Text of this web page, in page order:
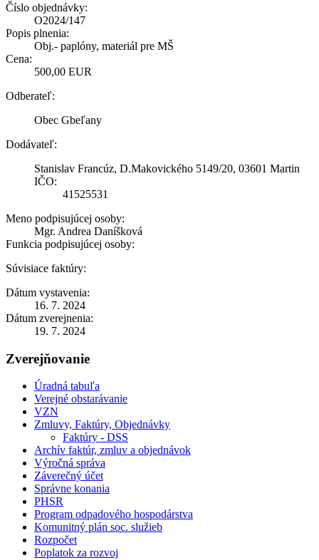
Číslo objednávky:
O2024/147
Popis plnenia:
Obj.- paplóny, materiál pre MŠ
Cena:
500,00 EUR
Odberateľ:
Obec Gbeľany
Dodávateľ:
Stanislav Francúz, D.Makovického 5149/20, 03601 Martin
IČO:
41525531
Meno podpisujúcej osoby:
Mgr. Andrea Daníšková
Funkcia podpisujúcej osoby:
Súvisiace faktúry:
Dátum vystavenia:
16. 7. 2024
Dátum zverejnenia:
19. 7. 2024
Zverejňovanie
Úradná tabuľa
Verejné obstarávanie
VZN
Zmluvy, Faktúry, Objednávky
Faktúry - DSS
Archív faktúr, zmluv a objednávok
Výročná správa
Záverečný účet
Správne konania
PHSR
Program odpadového hospodárstva
Komunitný plán soc. služieb
Rozpočet
Poplatok za rozvoj